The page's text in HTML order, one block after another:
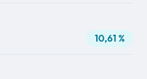
10,61 %